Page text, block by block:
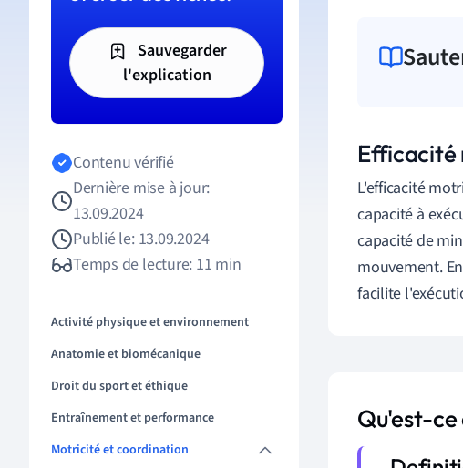
Sauvegarder
l'explication
Contenu vérifié
Dernière mise à jour:
13.09.2024
Publié le: 13.09.2024
Temps de lecture: 11 min
Activité physique et environnement
Anatomie et biomécanique
Droit du sport et éthique
Entraînement et performance
Motricité et coordination
L'efficacité
capacité à
capacité de
mouvement.
facilite
Qu'est-